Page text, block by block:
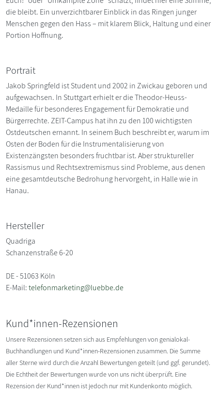
die bleibt. Ein unverzichtbarer Einblick in das Ringen junger
Menschen gegen den Hass – mit klarem Blick, Haltung und einer
Portion Hoffnung.
Portrait
Jakob Springfeld ist Student und 2002 in Zwickau geboren und
aufgewachsen. In Stuttgart erhielt er die Theodor-Heuss-
Medaille für besonderes Engagement für Demokratie und
Bürgerrechte. ZEIT-Campus hat ihn zu den 100 wichtigsten
Ostdeutschen ernannt. In seinem Buch beschreibt er, warum im
Osten der Boden für die Instrumentalisierung von
Existenzängsten besonders fruchtbar ist. Aber struktureller
Rassismus und Rechtsextremismus sind Probleme, aus denen
eine gesamtdeutsche Bedrohung hervorgeht, in Halle wie in
Hanau.
Hersteller
Quadriga
Schanzenstraße 6-20
DE - 51063 Köln
E-Mail:telefonmarketing@luebbe.de
Kund*innen-Rezensionen
Unsere Rezensionen setzen sich aus Empfehlungen von genialokal-
Buchhandlungen und Kund*innen-Rezensionen zusammen. Die Summe
aller Sterne wird durch die Anzahl Bewertungen geteilt (und ggf. gerundet).
Die Echtheit der Bewertungen wurde von uns nicht überprüft. Eine
Rezension der Kund*innen ist jedoch nur mit Kundenkonto möglich.